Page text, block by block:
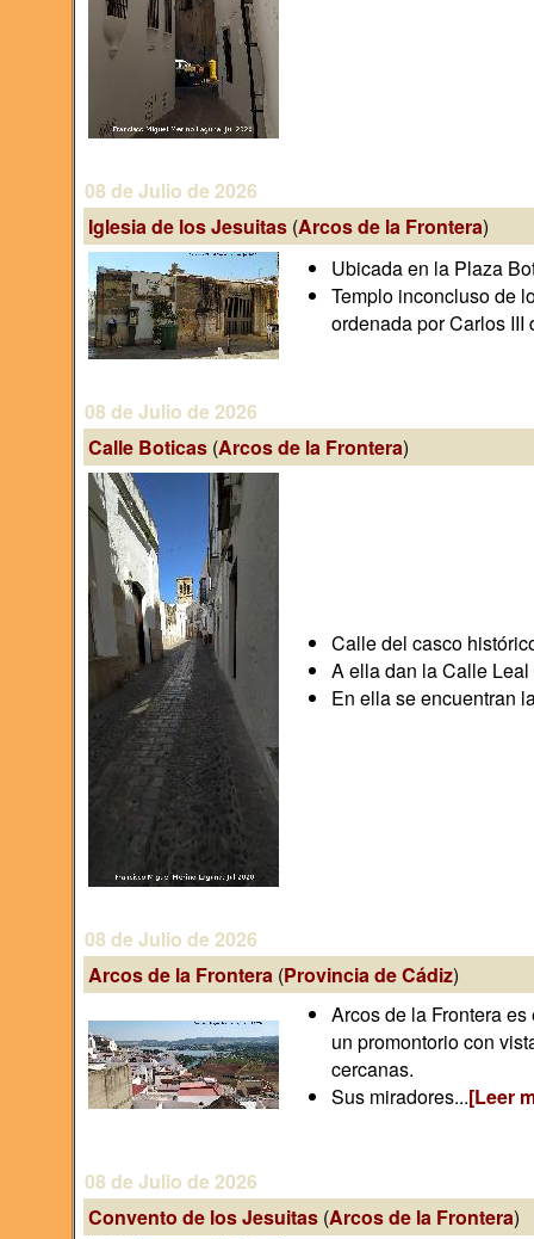
08 de Julio de 2026
Iglesia de los Jesuitas(Arcos de la Frontera)
Ubicada en la Plaza
Templo inconcluso de
ordenada por Carlos III
08 de Julio de 2026
Calle Boticas(Arcos de la Frontera)
Calle del casco
A ella dan la Calle
En ella se encuentran
08 de Julio de 2026
Arcos de la Frontera(Provincia de Cádiz)
Arcos de la Frontera
un promontorio con
cercanas.
Sus miradores...[Leer
08 de Julio de 2026
Convento de los Jesuitas(Arcos de la Frontera)